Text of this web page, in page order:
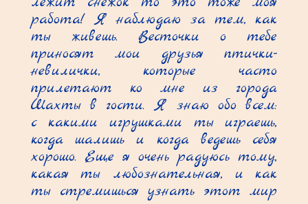
работа! Я наблюдаю за тем, как
ты живешь. Весточки о тебе
приносят мои друзья птички-
невилички, которые часто
прилетают ко мне из города
Шахты в гости. Я знаю обо всем:
с какими игрушками ты играешь,
когда шалишь и когда ведешь себя
хорошо. Еще я очень радуюсь тому,
какая ты любознательная, и как
ты стремишься узнать этот мир